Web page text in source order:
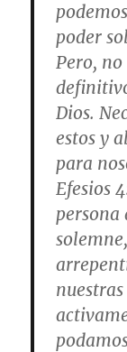
poder
Pero,
Dios.
estos y
para
Efesios
persona